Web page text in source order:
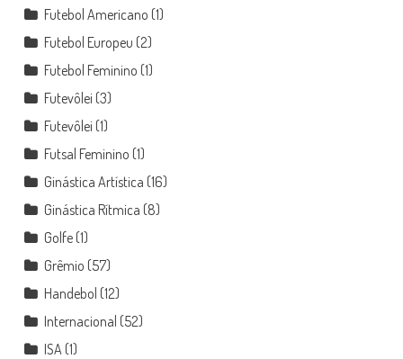
Futebol Americano (1)
Futebol Europeu (2)
Futebol Feminino (1)
Futevôlei (3)
Futevôlei (1)
Futsal Feminino (1)
Ginástica Artística (16)
Ginástica Rítmica (8)
Golfe(1)
Grêmio (57)
Handebol (12)
Internacional (52)
ISA (1)